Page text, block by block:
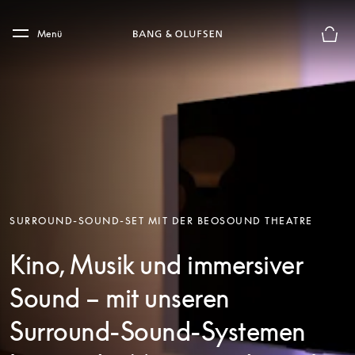
Skip to main footer
Menü
Die
SURROUND-SOUND-SET MIT DER BEOSOUND THEATRE
Kino, Musik und immersiver
Sound – mit unseren
Surround-Sound-Systemen